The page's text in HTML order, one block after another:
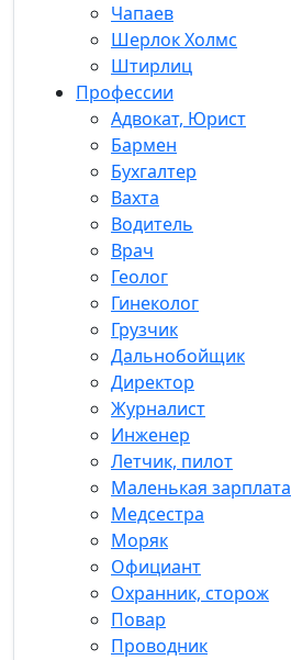
Чапаев
Шерлок Холмс
Штирлиц
Профессии
Адвокат, Юрист
Бармен
Бухгалтер
Вахта
Водитель
Врач
Геолог
Гинеколог
Грузчик
Дальнобойщик
Директор
Журналист
Инженер
Летчик, пилот
Маленькая зарплата
Медсестра
Моряк
Официант
Охранник, сторож
Повар
Проводник